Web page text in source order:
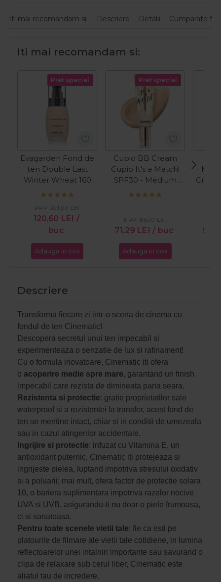
Iti mai recomandam si: Descriere Detalii Cumparate
Iti mai recomandam si:
Pret special
Evagarden Fond de
ten Double Last
Winter Wheat 160
30ml
120,60 LEI /
buc
PRP: 201,00 LEI
Adauga in cos
Pret special
Cupio BB Cream
Cupio It's a Match!
SPF30 - Medium
40ml
71,29 LEI / buc
PRP: 85,00 LEI
Adauga in cos
Descriere
Transforma fiecare zi intr-o scena de cinema cu
fondul de ten Cinematic!
Descopera secretul unui ten impecabil si
experimenteaza o senzatie de lux si rafinament!
Cu o formula inovatoare, Cinematic iti ofera
o acoperire medie spre mare, garantand un finish
impecabil care rezista de dimineata pana seara.
Rezistenta si protectie: gratie proprietatilor sale
waterproof si a rezistentei la transfer, acest fond de
ten se mentine intact, chiar si in conditii de umezeala
sau in cazul atingerilor accidentale.
Ingrijire si protectie: infuzat cu Vitamina E, un
antioxidant puternic, Cinematic iti protejeaza si
ingrijeste pielea, luptand impotriva stresului oxidativ
si a poluarii; mai mult, ofera factor de protectie solara
10, o bariera suplimentara impotriva razelor nocive
UVA si UVB, asigurandu-ti nu doar o piele frumoasa,
ci si sanatoasa.
Pentru toate scenele vietii tale: fie ca esti pe
platourile de filmare ale vietii tale cotidiene, in lumina
reflectoarelor unei intalniri importante sau savurand o
clipa de relaxare sub cerul liber, Cinematic este
aliatul tau de incredere.